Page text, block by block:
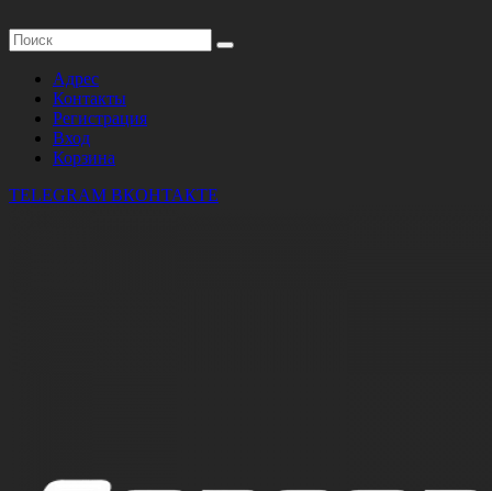
Адрес
Контакты
Регистрация
Вход
Корзина
TELEGRAM ВКОНТАКТЕ